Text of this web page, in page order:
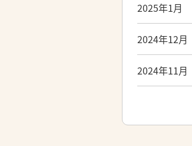
2025年1月
2024年12月
2024年11月